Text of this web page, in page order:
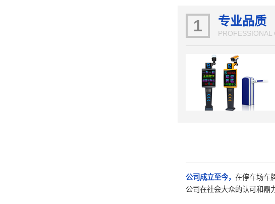
1 专业品质
PROFESSIONAL
公司成立至今， 在停车场车
公司在社会大众的认可和鼎